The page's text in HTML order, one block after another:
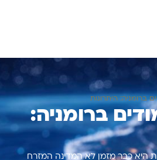
ברומניה: היתרונות
ברומניה:
היא כבר מזמן לא המדינה המזרח